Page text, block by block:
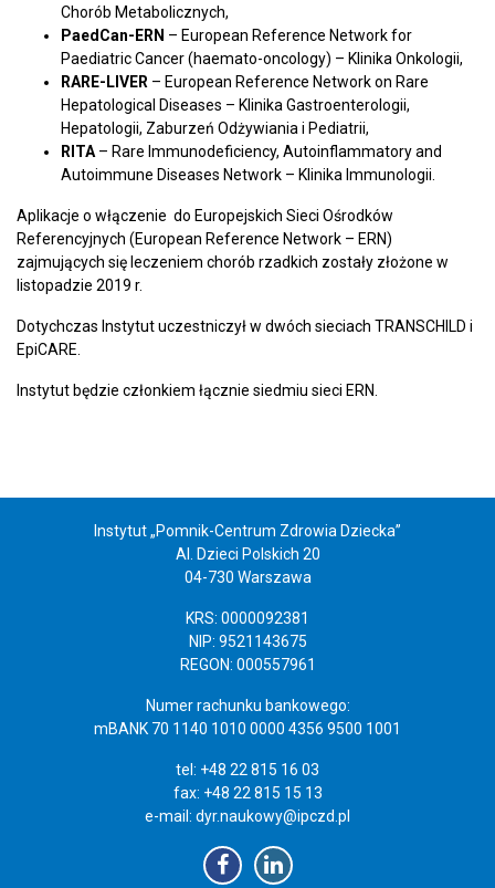
Chorób Metabolicznych,
PaedCan-ERN – European Reference Network for
Paediatric Cancer (haemato-oncology) – Klinika Onkologii,
RARE-LIVER – European Reference Network on Rare
Hepatological Diseases – Klinika Gastroenterologii,
Hepatologii, Zaburzeń Odżywiania i Pediatrii,
RITA – Rare Immunodeficiency, Autoinflammatory and
Autoimmune Diseases Network – Klinika Immunologii.
Aplikacje o włączenie do Europejskich Sieci Ośrodków
Referencyjnych (European Reference Network – ERN)
zajmujących się leczeniem chorób rzadkich zostały złożone w
listopadzie 2019 r.
Dotychczas Instytut uczestniczył w dwóch sieciach TRANSCHILD i
EpiCARE.
Instytut będzie członkiem łącznie siedmiu sieci ERN.
Instytut „Pomnik-Centrum Zdrowia Dziecka”
Al. Dzieci Polskich 20
04-730 Warszawa
KRS: 0000092381
NIP: 9521143675
REGON: 000557961
Numer rachunku bankowego:
mBANK 70 1140 1010 0000 4356 9500 1001
tel: +48 22 815 16 03
fax: +48 22 815 15 13
e-mail: dyr.naukowy@ipczd.pl